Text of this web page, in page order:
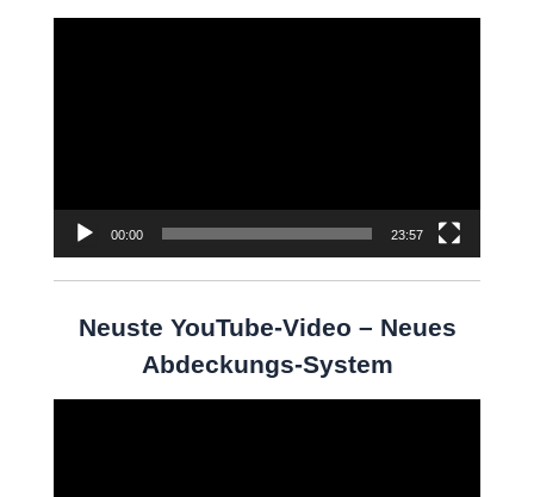
00:00 23:57
Neuste YouTube-Video – Neues
Abdeckungs-System